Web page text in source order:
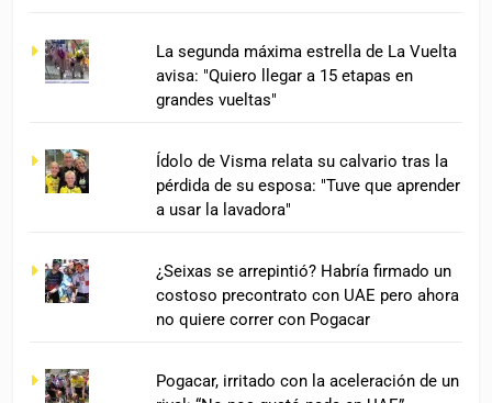
La segunda máxima estrella de La Vuelta
avisa: "Quiero llegar a 15 etapas en
grandes vueltas"
Ídolo de Visma relata su calvario tras la
pérdida de su esposa: "Tuve que aprender
a usar la lavadora"
¿Seixas se arrepintió? Habría firmado un
costoso precontrato con UAE pero ahora
no quiere correr con Pogacar
Pogacar, irritado con la aceleración de un